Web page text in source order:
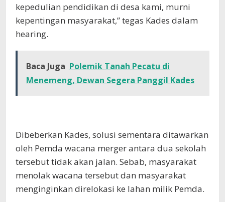
kepedulian pendidikan di desa kami, murni
kepentingan masyarakat,” tegas Kades dalam
hearing.
Baca Juga Polemik Tanah Pecatu di
Menemeng, Dewan Segera Panggil Kades
Dibeberkan Kades, solusi sementara ditawarkan
oleh Pemda wacana merger antara dua sekolah
tersebut tidak akan jalan. Sebab, masyarakat
menolak wacana tersebut dan masyarakat
menginginkan direlokasi ke lahan milik Pemda.